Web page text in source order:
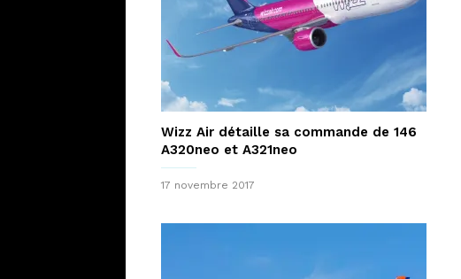
Wizz Air détaille sa commande de 146
A320neo et A321neo
17 novembre 2017